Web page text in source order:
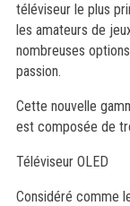
téléviseur le plus
les amateurs de
nombreuses
passion.
Cette nouvelle
est composée de
Téléviseur OLED
Considéré comme